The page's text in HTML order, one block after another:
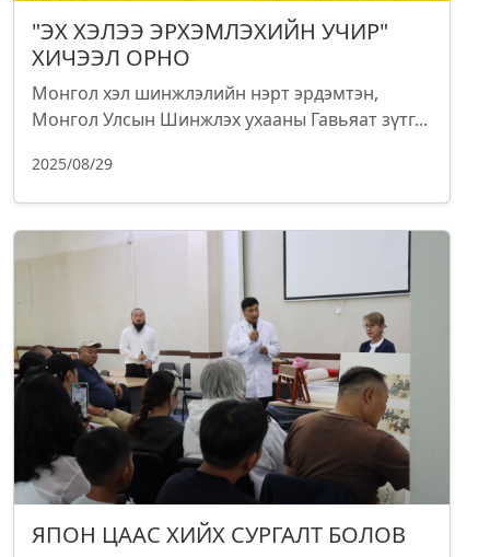
"ЭХ ХЭЛЭЭ ЭРХЭМЛЭХИЙН УЧИР"
ХИЧЭЭЛ ОРНО
Монгол хэл шинжлэлийн нэрт эрдэмтэн,
Монгол Улсын Шинжлэх ухааны Гавьяат зүтг...
2025/08/29
ЯПОН ЦААС ХИЙХ СУРГАЛТ БОЛОВ